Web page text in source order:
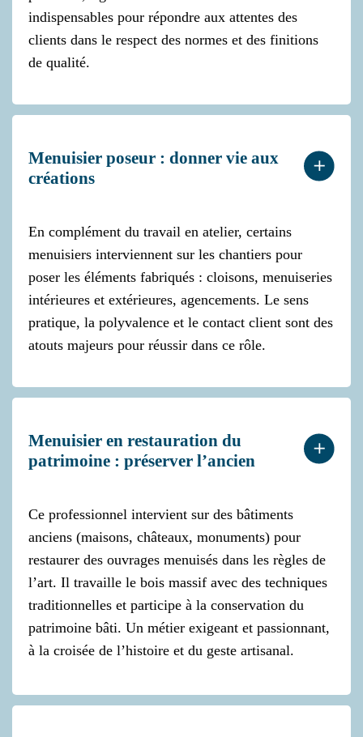
indispensables pour répondre aux attentes des
clients dans le respect des normes et des finitions
de qualité.
Menuisier poseur : donner vie aux
créations
En complément du travail en atelier, certains
menuisiers interviennent sur les chantiers pour
poser les éléments fabriqués : cloisons, menuiseries
intérieures et extérieures, agencements. Le sens
pratique, la polyvalence et le contact client sont des
atouts majeurs pour réussir dans ce rôle.
Menuisier en restauration du
patrimoine : préserver l’ancien
Ce professionnel intervient sur des bâtiments
anciens (maisons, châteaux, monuments) pour
restaurer des ouvrages menuisés dans les règles de
l’art. Il travaille le bois massif avec des techniques
traditionnelles et participe à la conservation du
patrimoine bâti. Un métier exigeant et passionnant,
à la croisée de l’histoire et du geste artisanal.